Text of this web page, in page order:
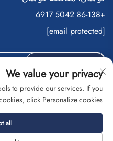
+86-138 5042 6917
[email protected]
حقوق النشر © شركة فوجيان
We value your privacy
to provide our services. If you
click Personalize cookies.
all